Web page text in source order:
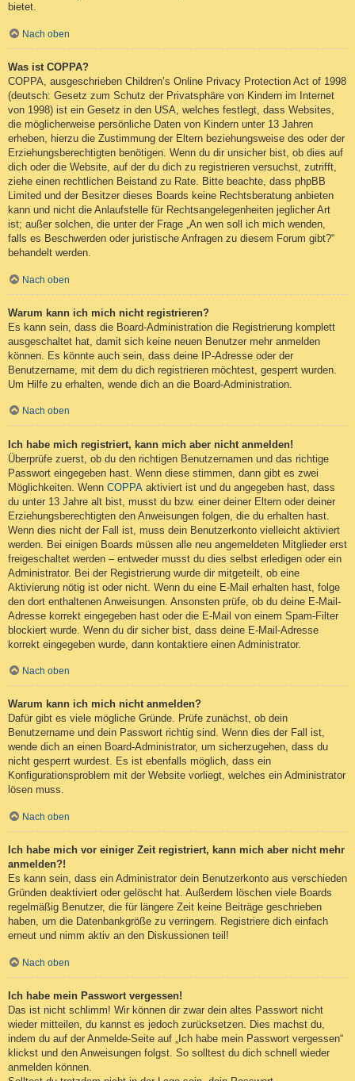
bietet.
Nach oben
Was ist COPPA?
COPPA, ausgeschrieben Children’s Online Privacy Protection Act of 1998
(deutsch: Gesetz zum Schutz der Privatsphäre von Kindern im Internet
von 1998) ist ein Gesetz in den USA, welches festlegt, dass Websites,
die möglicherweise persönliche Daten von Kindern unter 13 Jahren
erheben, hierzu die Zustimmung der Eltern beziehungsweise des oder der
Erziehungsberechtigten benötigen. Wenn du dir unsicher bist, ob dies auf
dich oder die Website, auf der du dich zu registrieren versuchst, zutrifft,
ziehe einen rechtlichen Beistand zu Rate. Bitte beachte, dass phpBB
Limited und der Besitzer dieses Boards keine Rechtsberatung anbieten
kann und nicht die Anlaufstelle für Rechtsangelegenheiten jeglicher Art
ist; außer solchen, die unter der Frage „An wen soll ich mich wenden,
falls es Beschwerden oder juristische Anfragen zu diesem Forum gibt?“
behandelt werden.
Nach oben
Warum kann ich mich nicht registrieren?
Es kann sein, dass die Board-Administration die Registrierung komplett
ausgeschaltet hat, damit sich keine neuen Benutzer mehr anmelden
können. Es könnte auch sein, dass deine IP-Adresse oder der
Benutzername, mit dem du dich registrieren möchtest, gesperrt wurden.
Um Hilfe zu erhalten, wende dich an die Board-Administration.
Nach oben
Ich habe mich registriert, kann mich aber nicht anmelden!
Überprüfe zuerst, ob du den richtigen Benutzernamen und das richtige
Passwort eingegeben hast. Wenn diese stimmen, dann gibt es zwei
Möglichkeiten. Wenn COPPA aktiviert ist und du angegeben hast, dass
du unter 13 Jahre alt bist, musst du bzw. einer deiner Eltern oder deiner
Erziehungsberechtigten den Anweisungen folgen, die du erhalten hast.
Wenn dies nicht der Fall ist, muss dein Benutzerkonto vielleicht aktiviert
werden. Bei einigen Boards müssen alle neu angemeldeten Mitglieder erst
freigeschaltet werden – entweder musst du dies selbst erledigen oder ein
Administrator. Bei der Registrierung wurde dir mitgeteilt, ob eine
Aktivierung nötig ist oder nicht. Wenn du eine E-Mail erhalten hast, folge
den dort enthaltenen Anweisungen. Ansonsten prüfe, ob du deine E-Mail-
Adresse korrekt eingegeben hast oder die E-Mail von einem Spam-Filter
blockiert wurde. Wenn du dir sicher bist, dass deine E-Mail-Adresse
korrekt eingegeben wurde, dann kontaktiere einen Administrator.
Nach oben
Warum kann ich mich nicht anmelden?
Dafür gibt es viele mögliche Gründe. Prüfe zunächst, ob dein
Benutzername und dein Passwort richtig sind. Wenn dies der Fall ist,
wende dich an einen Board-Administrator, um sicherzugehen, dass du
nicht gesperrt wurdest. Es ist ebenfalls möglich, dass ein
Konfigurationsproblem mit der Website vorliegt, welches ein Administrator
lösen muss.
Nach oben
Ich habe mich vor einiger Zeit registriert, kann mich aber nicht mehr
anmelden?!
Es kann sein, dass ein Administrator dein Benutzerkonto aus verschieden
Gründen deaktiviert oder gelöscht hat. Außerdem löschen viele Boards
regelmäßig Benutzer, die für längere Zeit keine Beiträge geschrieben
haben, um die Datenbankgröße zu verringern. Registriere dich einfach
erneut und nimm aktiv an den Diskussionen teil!
Nach oben
Ich habe mein Passwort vergessen!
Das ist nicht schlimm! Wir können dir zwar dein altes Passwort nicht
wieder mitteilen, du kannst es jedoch zurücksetzen. Dies machst du,
indem du auf der Anmelde-Seite auf „Ich habe mein Passwort vergessen“
klickst und den Anweisungen folgst. So solltest du dich schnell wieder
anmelden können.